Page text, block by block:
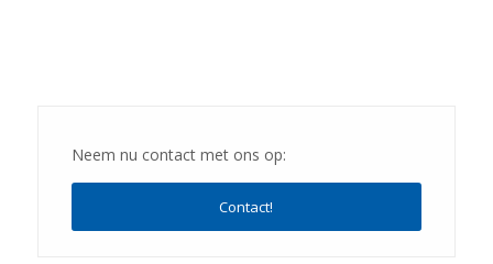
Neem nu contact met ons op:
Contact!